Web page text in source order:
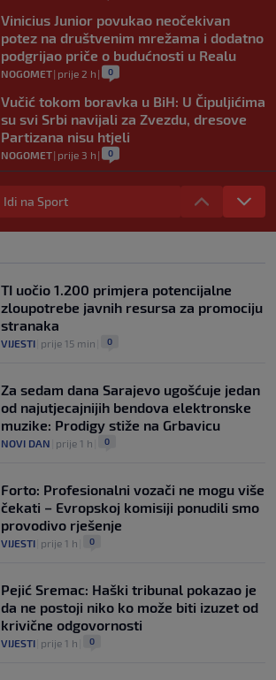
Vinicius Junior povukao neočekivan
potez na društvenim mrežama i dodatno
podgrijao priče o budućnosti u Realu
NOGOMET| prije 2 h | 0
Vučić tokom boravka u BiH: U Čipuljićima
su svi Srbi navijali za Zvezdu, dresove
Partizana nisu htjeli
NOGOMET| prije 3 h | 0
Italijani otkrili koji broj će Kerim
Alajbegović nositi u Juventusu
bosanskom kralju u Perthu
prije 3 h 0
Idi na Sport
TI uočio 1.200 primjera potencijalne
zloupotrebe javnih resursa za promociju
stranaka
VIJESTI prije 15 min 0
Za sedam dana Sarajevo ugošćuje jedan
od najutjecajnijih bendova elektronske
muzike: Prodigy stiže na Grbavicu
NOVI DAN prije 1 h 0
Forto: Profesionalni vozači ne mogu više
čekati – Evropskoj komisiji ponudili smo
provodivo rješenje
VIJESTI prije 1 h 0
Pejić Sremac: Haški tribunal pokazao je
da ne postoji niko ko može biti izuzet od
krivične odgovornosti
VIJESTI prije 1 h 0